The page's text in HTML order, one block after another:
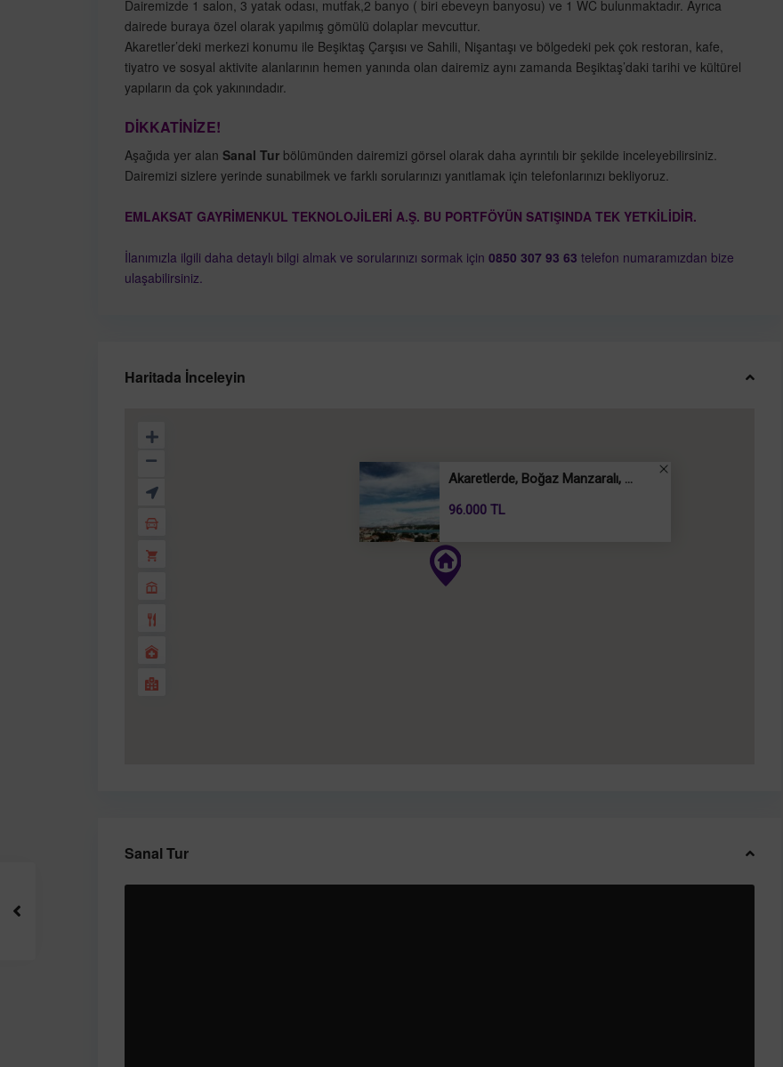
Dairemizde 1 salon, 3 yatak odası, mutfak,2 banyo ( biri ebeveyn banyosu) ve 1 WC bulunmaktadır. Ayrıca
dairede buraya özel olarak yapılmış gömülü dolaplar mevcuttur.
Akaretler’deki merkezi konumu ile Beşiktaş Çarşısı ve Sahili, Nişantaşı ve bölgedeki pek çok restoran, kafe,
tiyatro ve sosyal aktivite alanlarının hemen yanında olan dairemiz aynı zamanda Beşiktaş’daki tarihi ve kültürel
yapıların da çok yakınındadır.
DİKKATİNİZE!
Aşağıda yer alan Sanal Turbölümünden dairemizi görsel olarak daha ayrıntılı bir şekilde inceleyebilirsiniz.
Dairemizi sizlere yerinde sunabilmek ve farklı sorularınızı yanıtlamak için telefonlarınızı bekliyoruz.
EMLAKSAT GAYRİMENKUL TEKNOLOJİLERİ A.Ş. BU PORTFÖYÜN SATIŞINDA TEK YETKİLİDİR.
İlanımızla ilgili daha detaylı bilgi almak ve sorularınızı sormak için 0850 307 93 63 telefon numaramızdan bize
ulaşabilirsiniz.
Haritada İnceleyin
Akaretlerde, Boğaz Manzaralı, ...
96.000 TL
Sanal Tur